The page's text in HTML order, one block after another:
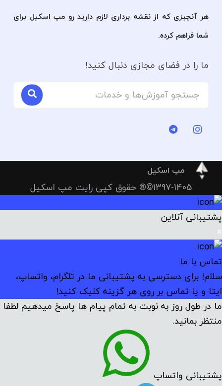
هر آنچیزی که از نقشه برداری لازم دارید رو مپ اسکیل برای
شما فراهم کرده.
ما را در فضای مجازی دنبال کنید!
مپ اسکیل
1397-1405©® حقوق کپی رایت مپ اسکیل
پشتیبانی آنلاین
×
تماس با ما
سلام! برای دسترسی به پشتیبانی ما در تلگرام، واتساپ،
ایتا و یا تماس بر روی هر گزینه کلیک کنید!
ما در طول روز به نوبت به تمام پیام ها پاسخ میدهیم لطفا
منتظر بمانید.
پشتیبانی واتساپ